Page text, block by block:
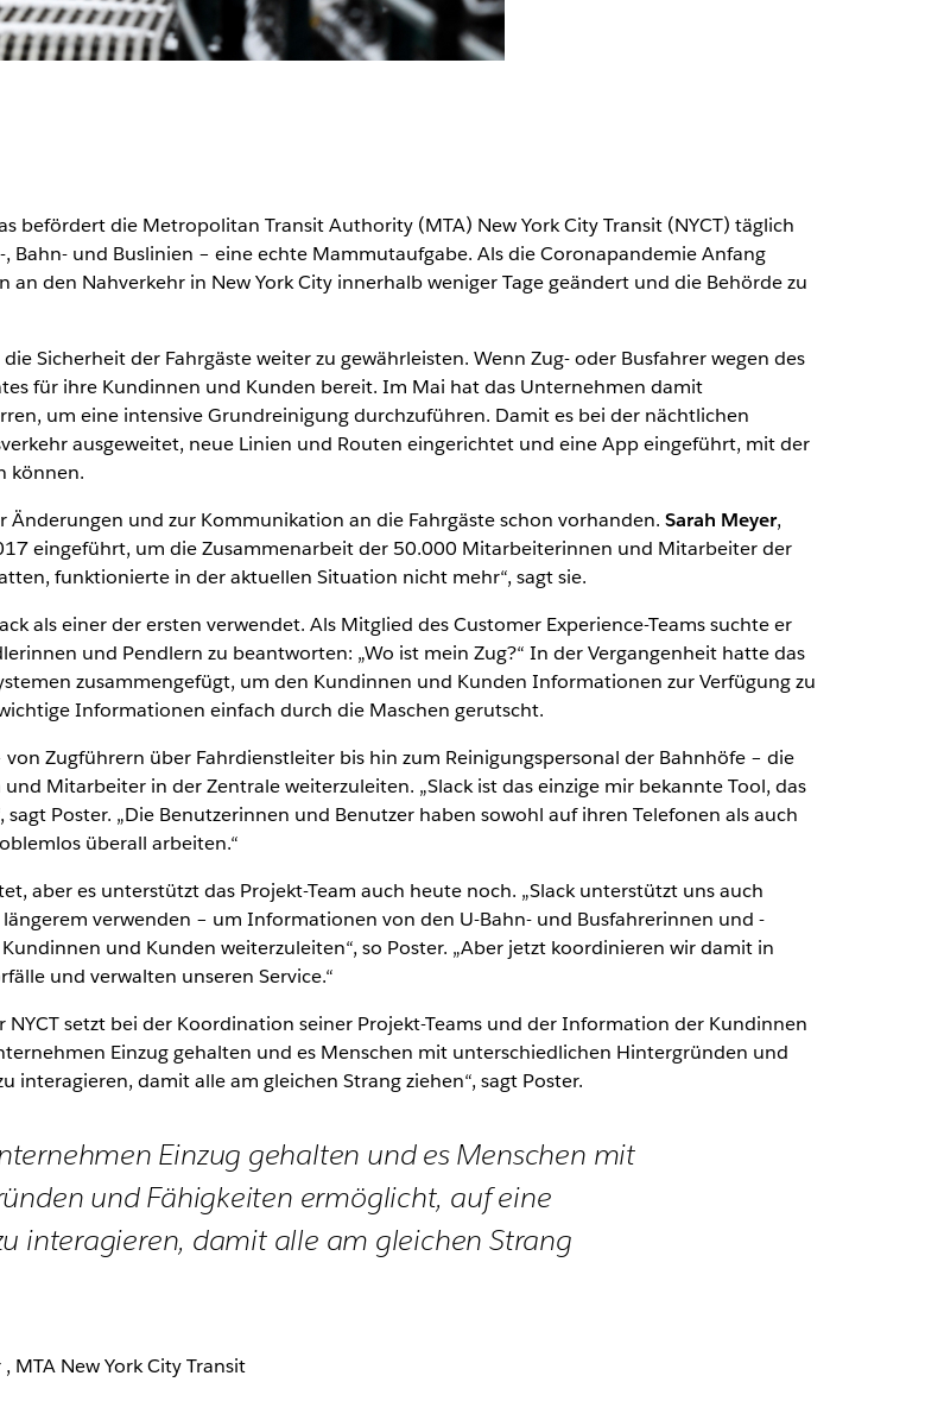
befördert die Metropolitan Transit Authority (MTA) New York City Transit (NYCT) täglich
Bahn- und Buslinien – eine echte Mammutaufgabe. Als die Coronapandemie Anfang
den Nahverkehr in New York City innerhalb weniger Tage geändert und die Behörde zu
Sicherheit der Fahrgäste weiter zu gewährleisten. Wenn Zug- oder Busfahrer wegen des
für ihre Kundinnen und Kunden bereit. Im Mai hat das Unternehmen damit
um eine intensive Grundreinigung durchzuführen. Damit es bei der nächtlichen
ausgeweitet, neue Linien und Routen eingerichtet und eine App eingeführt, mit der
können.
und zur Kommunikation an die Fahrgäste schon vorhanden. Sarah Meyer,
eingeführt, um die Zusammenarbeit der 50.000 Mitarbeiterinnen und Mitarbeiter der
funktionierte in der aktuellen Situation nicht mehr“, sagt sie.
als einer der ersten verwendet. Als Mitglied des Customer Experience-Teams suchte er
und Pendlern zu beantworten: „Wo ist mein Zug?“ In der Vergangenheit hatte das
zusammengefügt, um den Kundinnen und Kunden Informationen zur Verfügung zu
Informationen einfach durch die Maschen gerutscht.
Zugführern über Fahrdienstleiter bis hin zum Reinigungspersonal der Bahnhöfe – die
Mitarbeiter in der Zentrale weiterzuleiten. „Slack ist das einzige mir bekannte Tool, das
Poster. „Die Benutzerinnen und Benutzer haben sowohl auf ihren Telefonen als auch
überall arbeiten.“
aber es unterstützt das Projekt-Team auch heute noch. „Slack unterstützt uns auch
verwenden – um Informationen von den U-Bahn- und Busfahrerinnen und -
und Kunden weiterzuleiten“, so Poster. „Aber jetzt koordinieren wir damit in
und verwalten unseren Service.“
setzt bei der Koordination seiner Projekt-Teams und der Information der Kundinnen
Einzug gehalten und es Menschen mit unterschiedlichen Hintergründen und
damit alle am gleichen Strang ziehen“, sagt Poster.
Einzug gehalten und es Menschen mit
und Fähigkeiten ermöglicht, auf eine
interagieren, damit alle am gleichen Strang
New York City Transit